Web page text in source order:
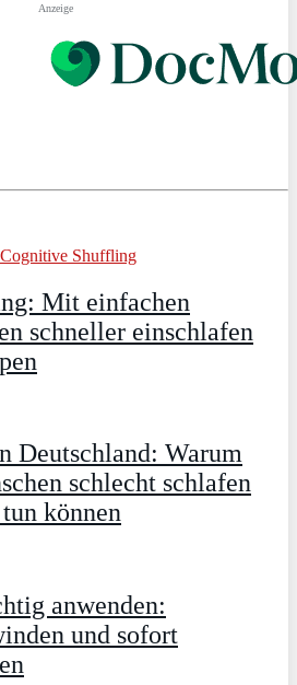
Anzeige
Mit einfachen
schneller einschlafen
Deutschland: Warum
schlecht schlafen
können
anwenden:
und sofort